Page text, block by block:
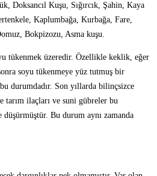
Doksancıl Kuşu, Sığırcık, Şahin, Kaya
Kaplumbağa, Kurbağa, Fare,
Bokpizozu, Asma kuşu.
tükenmek üzeredir. Özellikle keklik, eğer
soyu tükenmeye yüz tutmuş bir
durumdadır. Son yıllarda bilinçsizce
tarım ilaçları ve suni gübreler bu
Bu durum aynı zamanda